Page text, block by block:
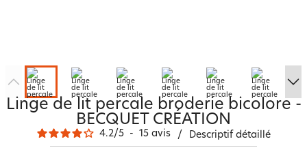
Linge de lit percale broderie bicolore -
BECQUET CRÉATION
4.2/5 - 15 avis / Descriptif détaillé